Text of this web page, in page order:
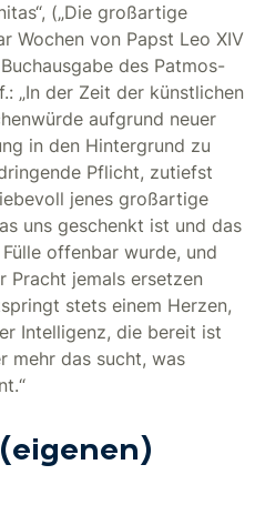
(„Die großartige
Wochen von Papst Leo XIV
des Patmos-
„In der Zeit der künstlichen
aufgrund neuer
in den Hintergrund zu
Pflicht, zutiefst
jenes großartige
uns geschenkt ist und das
offenbar wurde, und
Pracht jemals ersetzen
stets einem Herzen,
Intelligenz, die bereit ist
mehr das sucht, was